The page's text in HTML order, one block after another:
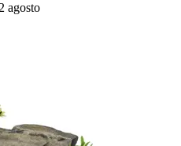
agosto